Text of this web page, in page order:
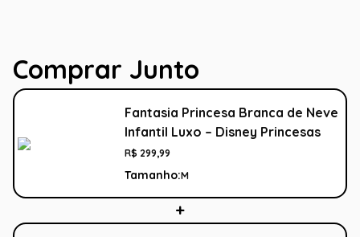
Comprar Junto
Fantasia Princesa Branca de Neve
Infantil Luxo – Disney Princesas
R$ 299,99
Tamanho:M